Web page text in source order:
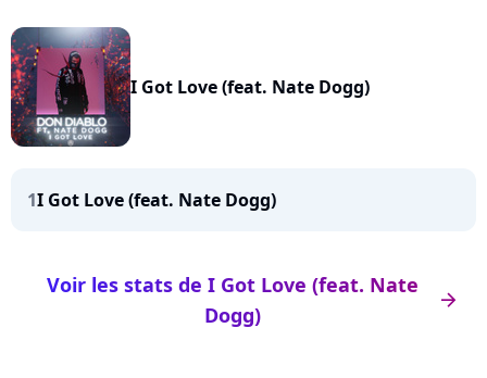
I Got Love (feat. Nate Dogg)
1I Got Love (feat. Nate Dogg)
arrow_right
Voir les stats de I Got Love (feat. Nate
Dogg)